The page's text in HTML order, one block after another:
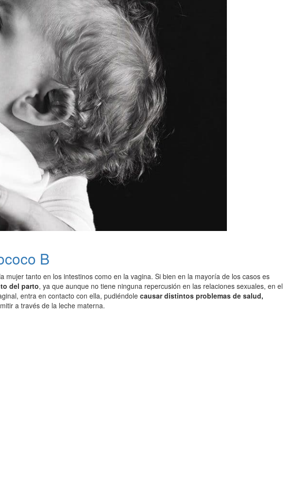
B
mujer tanto en los intestinos como en la vagina. Si bien en la mayoría de los casos es
del parto, ya que aunque no tiene ninguna repercusión en las relaciones sexuales, en el
entra en contacto con ella, pudiéndole causar distintos problemas de salud,
a través de la leche materna.